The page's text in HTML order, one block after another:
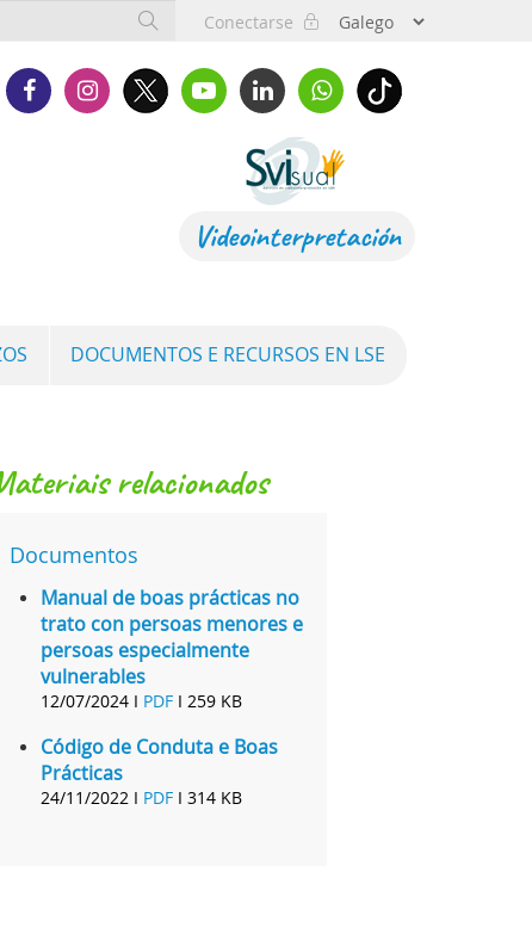
Conectarse
Videointerpretación
DOCUMENTOS E RECURSOS EN LSE
materiais relacionados
Documentos
Manual de boas prácticas no
trato con persoas menores e
persoas especialmente
vulnerables
12/07/2024 I PDF I 259 KB
Código de Conduta e Boas
Prácticas
24/11/2022 I PDF I 314 KB